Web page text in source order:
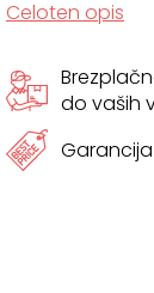
cm
x
Celoten opis
do vaših